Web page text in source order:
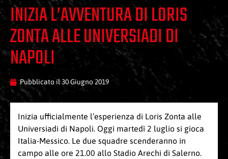
INIZIA L’AVVENTURA DI LORIS
ZONTA ALLE UNIVERSIADI DI
NAPOLI
Pubblicato il30 Giugno 2019
Inizia ufficialmente l’esperienza di Loris Zonta alle
Universiadi di Napoli. Oggi martedì 2 luglio si gioca
Italia-Messico. Le due squadre scenderanno in
campo alle ore 21.00 allo Stadio Arechi di Salerno.